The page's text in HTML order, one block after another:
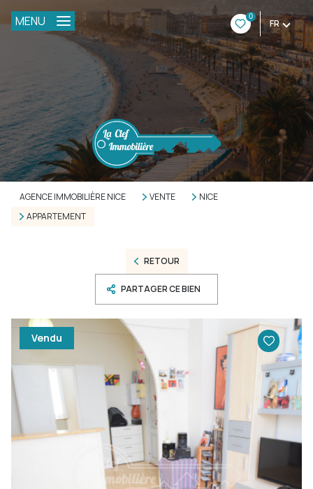
0
FR
MENU
AGENCE IMMOBILIÈRE NICE VENTE
NICE
APPARTEMENT
RETOUR
PARTAGER CE BIEN
Vendu